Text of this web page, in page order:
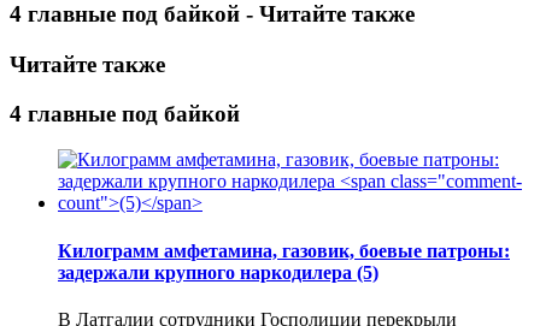
4 главные под байкой - Читайте также
Читайте также
4 главные под байкой
Килограмм амфетамина, газовик, боевые патроны:
задержали крупного наркодилера (5)
В Латгалии сотрудники Госполиции перекрыли